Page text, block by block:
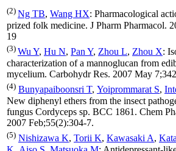
(2) Ng TB, Wang HX: Pharmacological
prized folk medicine. J Pharm Pharmacol.
19
(3) Wu Y, Hu N, Pan Y, Zhou L, Zhou X:
characterization of a mannoglucan from
mycelium. Carbohydr Res. 2007 May
(4) Bunyapaiboonsri T, Yoiprommarat S,
New diphenyl ethers from the insect
fungus Cordyceps sp. BCC 1861. Chem
2007 Feb;55(2):304-7.
(5) Nishizawa K, Torii K, Kawasaki A,